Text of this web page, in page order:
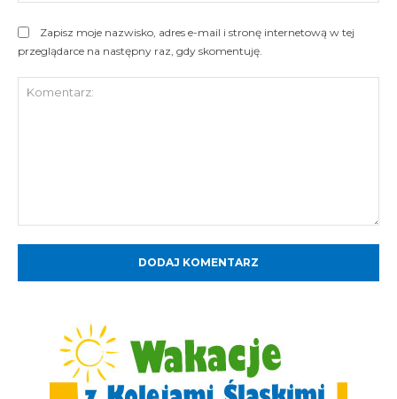
Zapisz moje nazwisko, adres e-mail i stronę internetową w tej
przeglądarce na następny raz, gdy skomentuję.